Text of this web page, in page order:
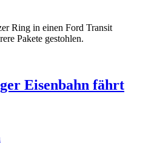
Ring in einen Ford Transit
Pakete gestohlen.
Eisenbahn fährt